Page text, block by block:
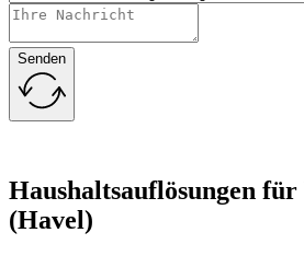
Senden
Haushaltsauflösungen
(Havel)